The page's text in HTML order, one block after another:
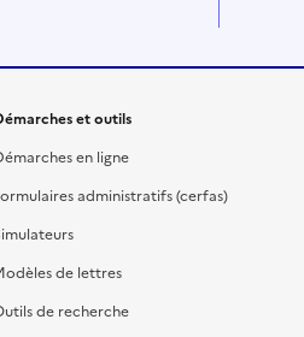
et outils
en ligne
administratifs (cerfas)
de lettres
de recherche